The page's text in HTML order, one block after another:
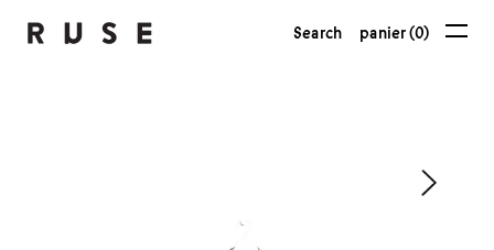
Search panier (0)